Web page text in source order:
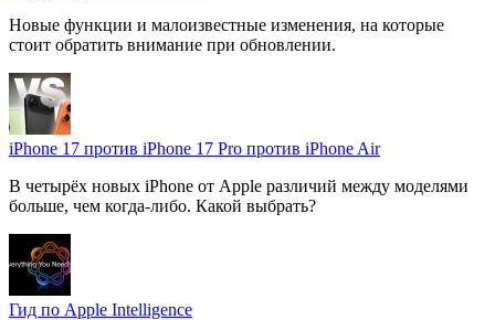
Новые функции и малоизвестные изменения, на которые
стоит обратить внимание при обновлении.
iPhone 17 против iPhone 17 Pro против iPhone Air
В четырёх новых iPhone от Apple различий между моделями
больше, чем когда-либо. Какой выбрать?
Гид по Apple Intelligence